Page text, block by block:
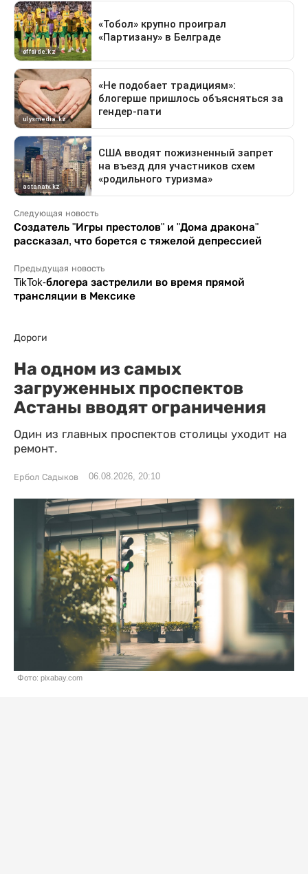
Следующая новость
Создатель "Игры престолов" и "Дома дракона"
рассказал, что борется с тяжелой депрессией
Предыдущая новость
TikTok-блогера застрелили во время прямой
трансляции в Мексике
Дороги
На одном из самых
загруженных проспектов
Астаны вводят ограничения
Один из главных проспектов столицы уходит на
ремонт.
Ербол Садыков 06.08.2026, 20:10
Фото: pixabay.com